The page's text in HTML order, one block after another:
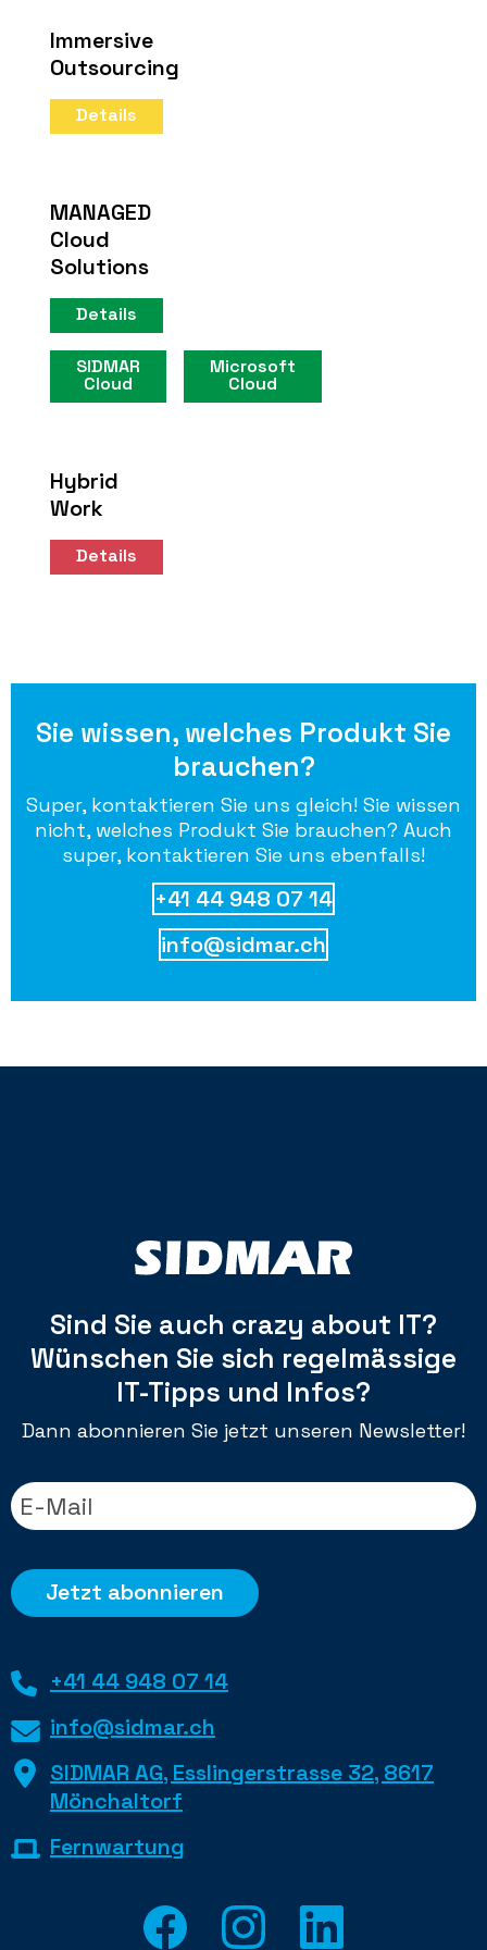
Immersive
Outsourcing
Details
MANAGED
Cloud
Solutions
Details
SIDMAR
Cloud
Microsoft
Cloud
Hybrid
Work
Details
Sie wissen, welches Produkt Sie
brauchen?
Super, kontaktieren Sie uns gleich! Sie wissen
nicht, welches Produkt Sie brauchen? Auch
super, kontaktieren Sie uns ebenfalls!
+41 44 948 07 14
info@sidmar.ch
Sind Sie auch crazy about IT?
Wünschen Sie sich regelmässige
IT-Tipps und Infos?
Dann abonnieren Sie jetzt unseren Newsletter!
+41 44 948 07 14
info@sidmar.ch
SIDMAR AG, Esslingerstrasse 32, 8617
Mönchaltorf
Fernwartung